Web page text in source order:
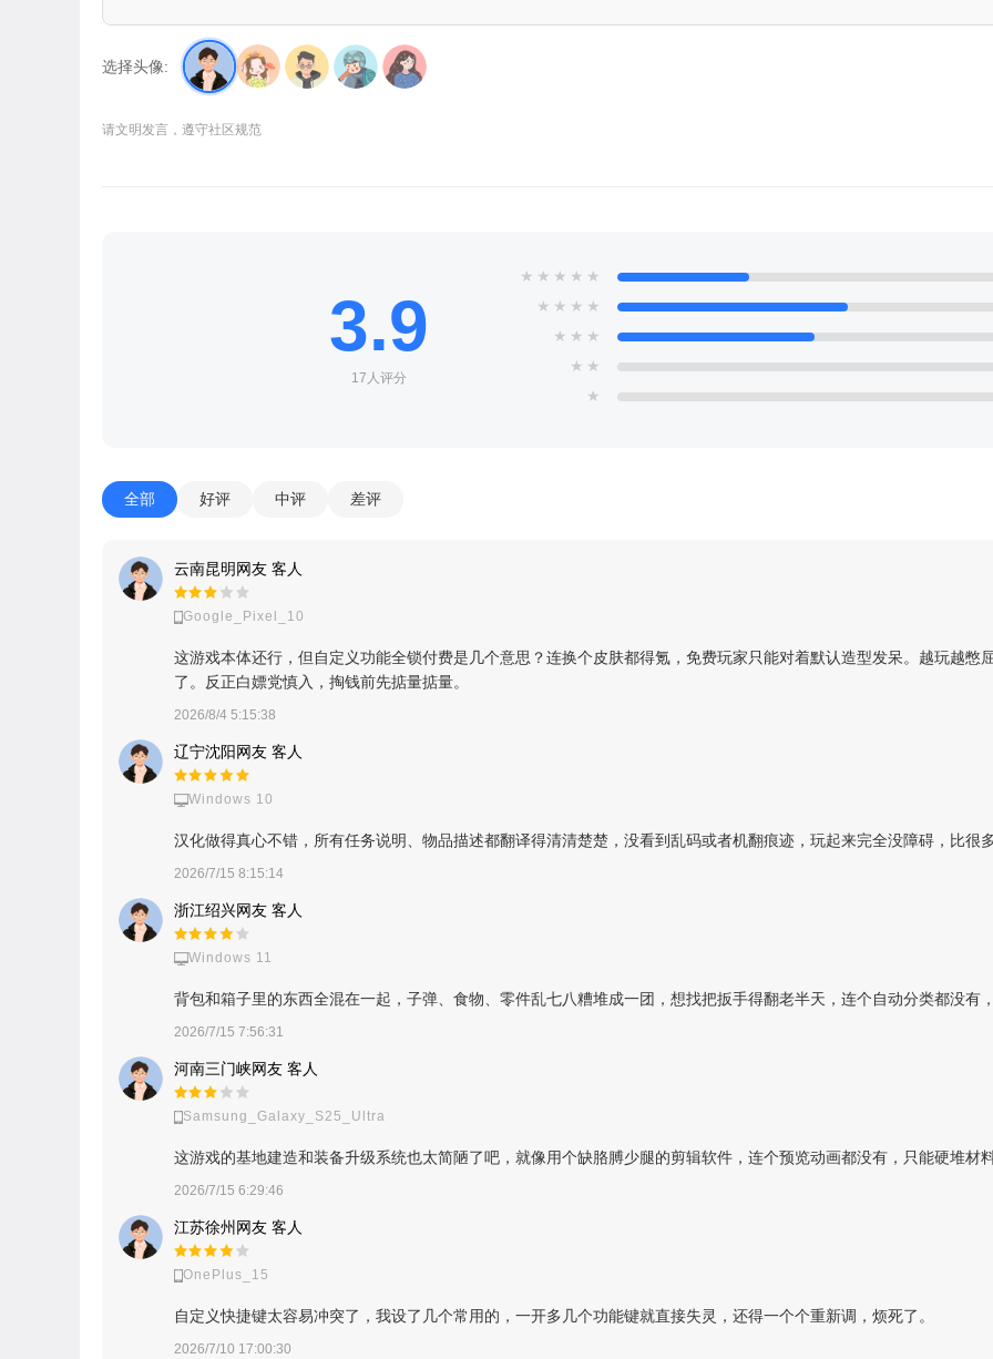
选择头像:
请文明发言，遵守社区规范
3.9
17人评分
★ ★ ★ ★ ★
★ ★ ★ ★
★ ★ ★
★ ★
★
全部 好评 中评 差评
云南昆明网友 客人
Google_Pixel_10
这游戏本体还行，但自定义功能全锁付费是几个意思？连换个皮肤都得氪，免费玩家只能对着默认造型发呆。越玩越憋
了。反正白嫖党慎入，掏钱前先掂量掂量。
2026/8/4 5:15:38
辽宁沈阳网友 客人
Windows 10
汉化做得真心不错，所有任务说明、物品描述都翻译得清清楚楚，没看到乱码或者机翻痕迹，玩起来完全没障碍，比很
2026/7/15 8:15:14
浙江绍兴网友 客人
Windows 11
背包和箱子里的东西全混在一起，子弹、食物、零件乱七八糟堆成一团，想找把扳手得翻老半天，连个自动分类都没有
2026/7/15 7:56:31
河南三门峡网友 客人
Samsung_Galaxy_S25_Ultra
这游戏的基地建造和装备升级系统也太简陋了吧，就像用个缺胳膊少腿的剪辑软件，连个预览动画都没有，只能硬堆材
2026/7/15 6:29:46
江苏徐州网友 客人
OnePlus_15
自定义快捷键太容易冲突了，我设了几个常用的，一开多几个功能键就直接失灵，还得一个个重新调，烦死了。
2026/7/10 17:00:30